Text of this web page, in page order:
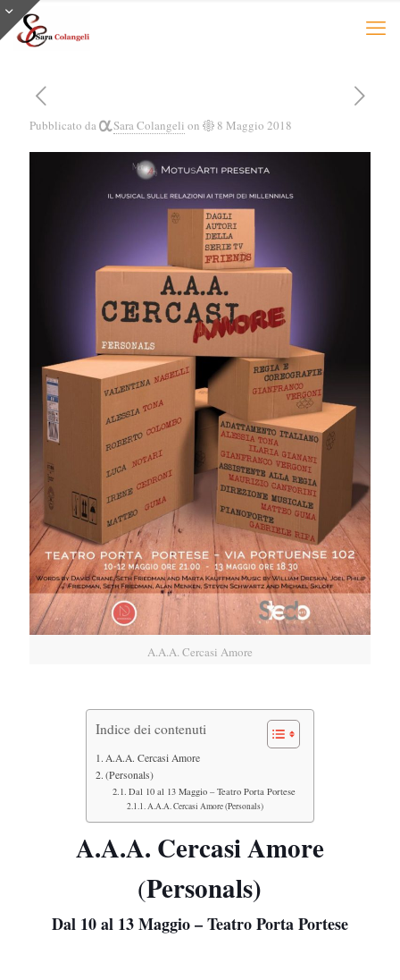
Pubblicato da Sara Colangeli on 8 Maggio 2018
A.A.A. Cercasi Amore
Indice dei contenuti
A.A.A. Cercasi Amore
(Personals)
Dal 10 al 13 Maggio – Teatro Porta Portese
A.A.A. Cercasi Amore (Personals)
A.A.A. Cercasi Amore
(Personals)
Dal 10 al 13 Maggio –Teatro Porta Portese